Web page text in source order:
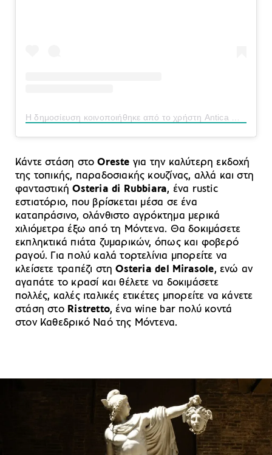
Κάντε στάση στοOreste για την καλύτερη εκδοχή
της τοπικής, παραδοσιακής κουζίνας, αλλά και στη
φανταστικήOsteria di Rubbiara, ένα rustic
εστιατόριο, που βρίσκεται μέσα σε ένα
καταπράσινο, ολάνθιστο αγρόκτημα μερικά
χιλιόμετρα έξω από τη Μόντενα. Θα δοκιμάσετε
εκπληκτικά πιάτα ζυμαρικών, όπως και φοβερό
ραγού. Για πολύ καλά τορτελίνια μπορείτε να
κλείσετε τραπέζι στηOsteria del Mirasole, ενώ αν
αγαπάτε το κρασί και θέλετε να δοκιμάσετε
πολλές, καλές ιταλικές ετικέτες μπορείτε να κάνετε
στάση στο Ristretto, ένα wine bar πολύ κοντά
στον Καθεδρικό Ναό της Μόντενα.